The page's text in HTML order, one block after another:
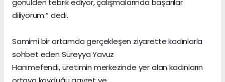
gönülden tebrik ediyor, çalışmalarında başarılar
diliyorum.” dedi.
Samimi bir ortamda gerçekleşen ziyarette kadınlarla
sohbet eden Süreyya Yavuz
Hanımefendi, üretimin merkezinde yer alan kadınların